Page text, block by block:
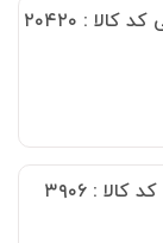
: ۲۰۴۲۰
: ۳۹۰۶